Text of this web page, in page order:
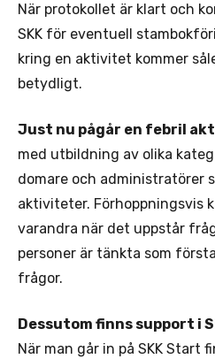
När protokollet är klart och
SKK för eventuell
kring en aktivitet kommer
betydligt.
Just nu pågår en febril
med utbildning av olika
domare och administratörer
aktiviteter. Förhoppningsvis
varandra när det uppstår
personer är tänkta som
frågor.
Dessutom finns support i
När man går in på SKK Start